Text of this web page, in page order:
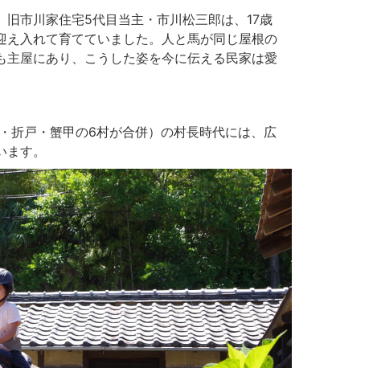
市川家住宅5代目当主・市川松三郎は、17歳
入れて育てていました。人と馬が同じ屋根の
屋にあり、こうした姿を今に伝える民家は愛
折戸・蟹甲の6村が合併）の村長時代には、広
す。